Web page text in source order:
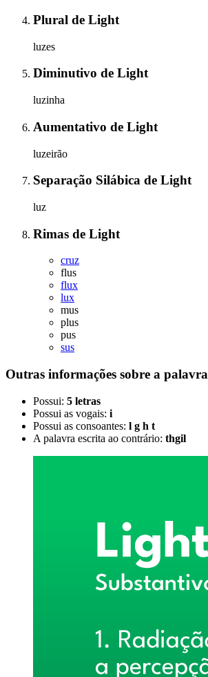
Plural de Light
luzes
Diminutivo de Light
luzinha
Aumentativo de Light
luzeirão
Separação Silábica de Light
luz
Rimas de Light
cruz
flus
flux
lux
mus
plus
pus
sus
Outras informações sobre a palavra
Possui: 5 letras
Possui as vogais: i
Possui as consoantes: l g h t
A palavra escrita ao contrário: thgil